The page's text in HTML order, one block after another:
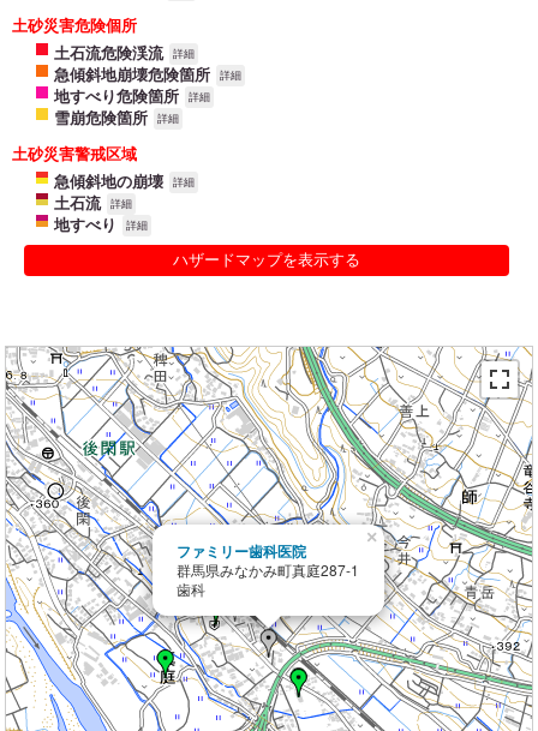
土砂災害危険個所
土石流危険渓流
詳細
急傾斜地崩壊危険箇所 詳細
地すべり危険箇所 詳細
雪崩危険箇所 詳細
土砂災害警戒区域
急傾斜地の崩壊
詳細
土石流 詳細
地すべり 詳細
ハザードマップを表示する
ファミリー歯科医院
群馬県みなかみ町真庭287-1
歯科
×